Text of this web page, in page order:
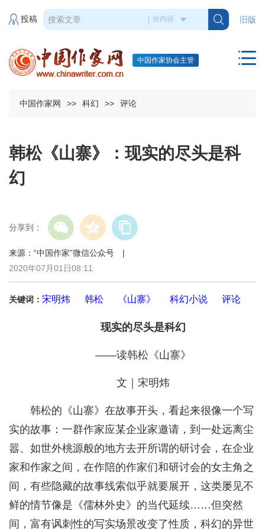
旧版
投稿
中国作家协会主管
中国作家网 >> 科幻 >> 评论
韩松《山寨》：现实的尽头是科
幻
分享到：
来源：“中国作家”微信公众号 |
2020年07月01日08:11
关键词： 宋明炜 韩松 《山寨》 科幻小说 评论
现实的尽头是科幻
——读韩松《山寨》
文｜宋明炜
韩松的《山寨》在故事开头，看起来很像一个写
实的故事：一群作家应某企业家邀请，到一处远离尘
嚣、如世外桃源般的地方去开所谓的研讨会，在企业
家和作家之间，在作陪的作家们和研讨会的女主角之
间，有些隐藏的故事线索似乎就要展开，这类屡见不
鲜的情节像是《儒林外史》的当代延续……但突然
间，富有讽刺性的写实场景改变了性质，科幻的异世